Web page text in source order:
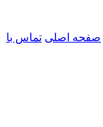
صفحه اصلی تماس با